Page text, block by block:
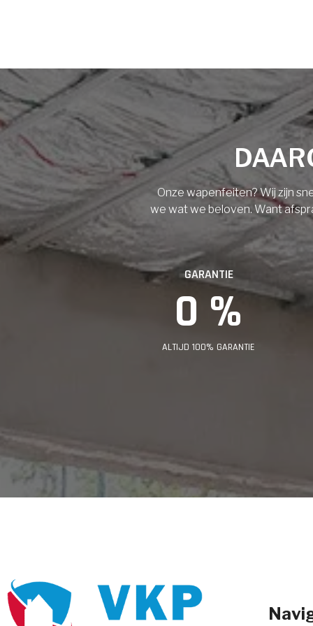
Dakisolatie
Gevelisolatie
Vorige Volgende
E-mail
Telefoonnummer
Onze wapenfeiten? Wij zijn
we wat we beloven. Want
GARANTIE
0 %
ALTIJD 100% GARANTIE